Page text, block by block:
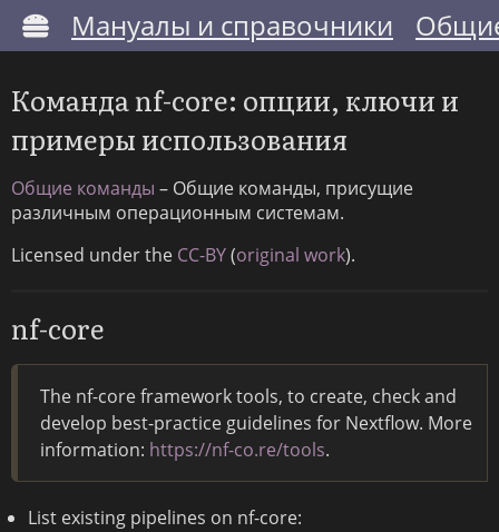
Мануалы и справочники
Команда nf-core: опции, ключи и
примеры использования
Общие команды – Общие команды, присущие
различным операционным системам.
Licensed under the CC-BY(original work).
nf-core
The nf-core framework tools, to create, check and
develop best-practice guidelines for Nextflow. More
information: https://nf-co.re/tools.
List existing pipelines on nf-core: